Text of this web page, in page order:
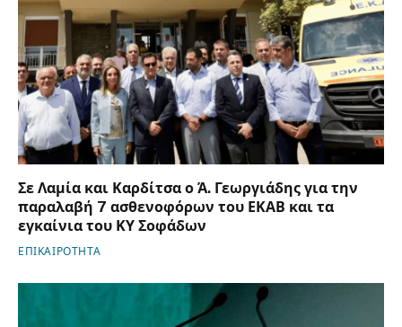
Σε Λαμία και Καρδίτσα ο Ά. Γεωργιάδης για την
παραλαβή 7 ασθενοφόρων του ΕΚΑΒ και τα
εγκαίνια του ΚΥ Σοφάδων
ΕΠΙΚΑΙΡΟΤΗΤΑ